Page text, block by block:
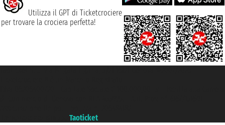
Utilizza il GPT di Ticketcrociere
per trovare la crociera perfetta!
Taoticket